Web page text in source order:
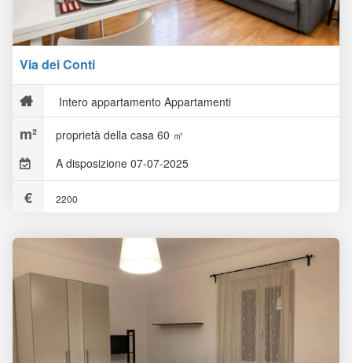
Via dei Conti
Intero appartamento Appartamenti
proprietà della casa 60 ㎡
A disposizione 07-07-2025
2200